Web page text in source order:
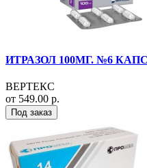
ИТРАЗОЛ 100МГ. №6
ВЕРТЕКС
от 549.00 р.
Под заказ